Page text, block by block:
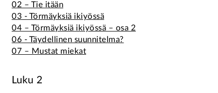
02 – Tie itään
03 - Törmäyksiä ikiyössä
04 – Törmäyksiä ikiyössä – osa 2
06 - Täydellinen suunnitelma?
07 – Mustat miekat
Luku 2